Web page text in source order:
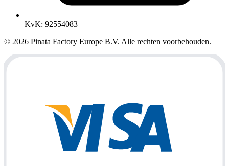
KvK: 92554083
© 2026 Pinata Factory Europe B.V. Alle rechten voorbehouden.